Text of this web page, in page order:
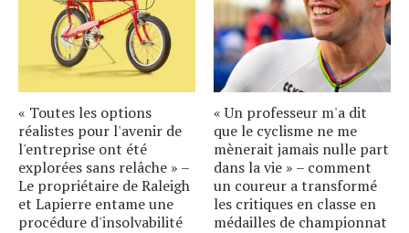
« Toutes les options
réalistes pour l'avenir de
l'entreprise ont été
explorées sans relâche » –
Le propriétaire de Raleigh
et Lapierre entame une
procédure d'insolvabilité
« Un professeur m'a dit
que le cyclisme ne me
mènerait jamais nulle part
dans la vie » – comment
un coureur a transformé
les critiques en classe en
médailles de championnat